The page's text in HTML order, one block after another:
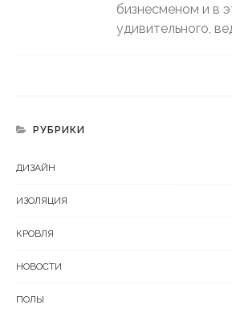
бизнесменом и в
удивительного,
РУБРИКИ
ДИЗАЙН
ИЗОЛЯЦИЯ
КРОВЛЯ
НОВОСТИ
ПОЛЫ